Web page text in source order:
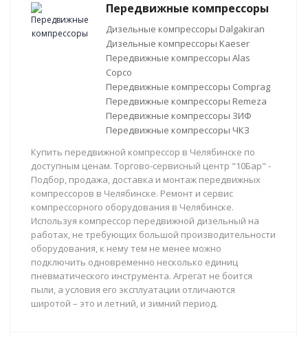
Передвижные компрессоры
Дизельные компрессоры Dalgakiran
Дизельные компрессоры Kaeser
Передвижные компрессоры Alas
Copco
Передвижные компрессоры Comprag
Передвижные компрессоры Remeza
Передвижные компрессоры ЗИФ
Передвижные компрессоры ЧКЗ
Купить передвижной компрессор в Челябинске по
доступным ценам. Торгово-сервисный центр "10Бар" -
Подбор, продажа, доставка и монтаж передвижных
компрессоров в Челябинске. Ремонт и сервис
компрессорного оборудования в Челябинске.
Используя компрессор передвижной дизельный на
работах, не требующих большой производительности
оборудования, к нему тем не менее можно
подключить одновременно несколько единиц
пневматического инструмента. Агрегат не боится
пыли, а условия его эксплуатации отличаются
широтой – это и летний, и зимний период.